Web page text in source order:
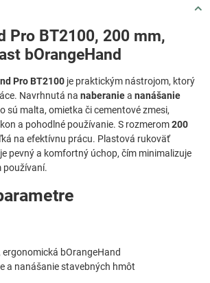
Pro BT2100, 200 mm,
bOrangeHand
Pro BT2100 je praktickým nástrojom, ktorý
Navrhnutá na naberaniea nanášanie
sú malta, omietka či cementové zmesi,
a pohodlné používanie. S rozmerom200
na efektívnu prácu. Plastová rukoväť
pevný a komfortný úchop, čím minimalizuje
používaní.
ergonomická bOrangeHand
a nanášanie stavebných hmôt